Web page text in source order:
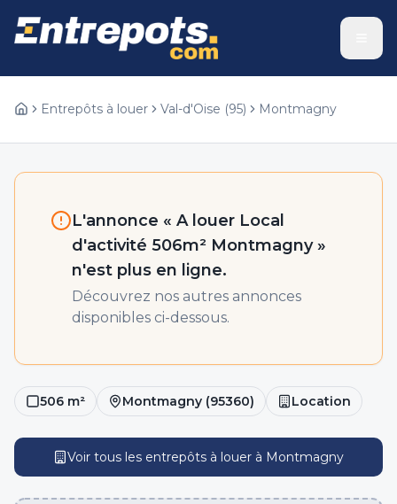
Entrepôts à louer Val-d'Oise (95) Montmagny
L'annonce « A louer Local
d'activité 506m² Montmagny»
n'est plus en ligne.
Découvrez nos autres annonces
disponibles ci-dessous.
506 m² Montmagny (95360) Location
Voir tous les entrepôts à louer à Montmagny